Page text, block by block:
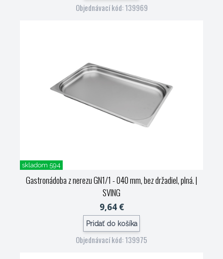
Objednávací kód: 139969
skladom 594
Gastronádoba z nerezu GN1/1 - 040 mm, bez držadiel, plná.|
SVING
9,64 €
Pridať do košíka
Objednávací kód: 139975